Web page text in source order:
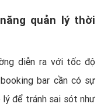
quản lý thời
diễn ra với tốc độ
bar cần có sự
lý để tránh sai sót như